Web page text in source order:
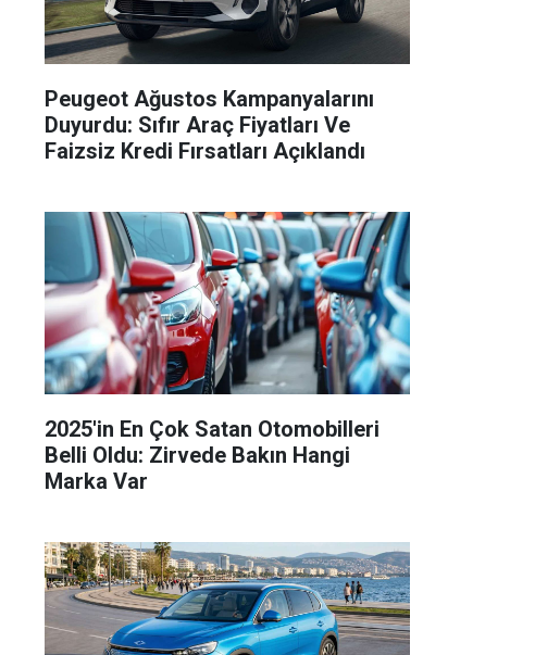
Peugeot Ağustos Kampanyalarını
Duyurdu: Sıfır Araç Fiyatları Ve
Faizsiz Kredi Fırsatları Açıklandı
2025'in En Çok Satan Otomobilleri
Belli Oldu: Zirvede Bakın Hangi
Marka Var